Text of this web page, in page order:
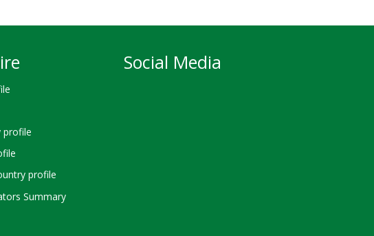
profile
profile
Summary
Social Media